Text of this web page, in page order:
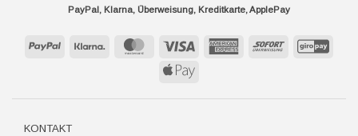
PayPal, Klarna, Überweisung, Kreditkarte, ApplePay
PayPal Klarna MasterCard Visa
AmericanSofort
Apple
KONTAKT